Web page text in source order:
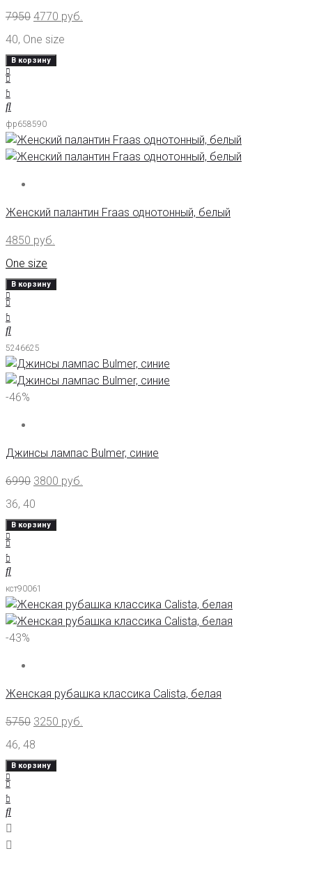
7950 4770 руб.
40, One size
В корзину
фр658590
Женский палантин Fraas однотонный, белый
4850 руб.
One size
В корзину
5246625
-46%
Джинсы лампас Bulmer, синие
6990 3800 руб.
36, 40
В корзину
кст90061
-43%
Женская рубашка классика Calista, белая
5750 3250 руб.
46, 48
В корзину